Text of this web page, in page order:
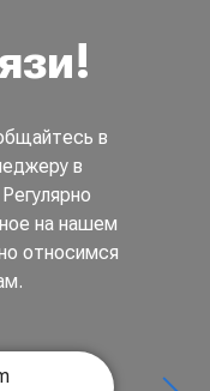
в
в
на нашем
относимся